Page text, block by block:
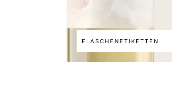
FLASCHENETIKETTEN